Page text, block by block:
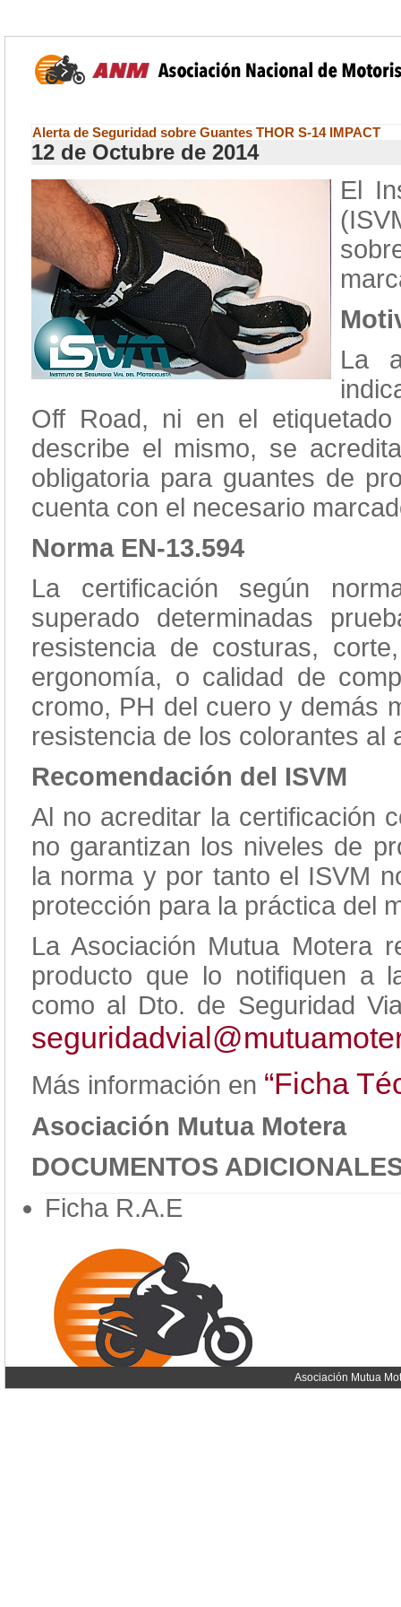
Alerta de Seguridad sobre Guantes THOR S-14 IMPACT
12 de Octubre de 2014
El
La
Off Road, ni en el
describe el mismo, se
obligatoria para guantes de
cuenta con el necesario
Norma EN-13.594
La certificación según
superado determinadas
resistencia de costuras,
ergonomía, o calidad de
cromo, PH del cuero y demás
resistencia de los colorantes al
Recomendación del ISVM
Al no acreditar la certificación
no garantizan los niveles de
la norma y por tanto el ISVM
protección para la práctica del
La Asociación Mutua Motera
producto que lo notifiquen a
como al Dto. de Seguridad
Más información en “Ficha
Asociación Mutua Motera
DOCUMENTOS
Ficha R.A.E
Asociación Mutua